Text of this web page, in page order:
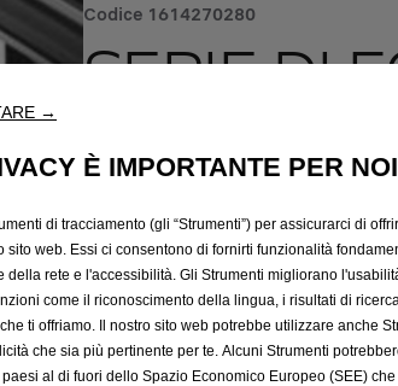
Codice 1614270280
SERIE DI
SEDILE
→
È IMPORTANTE PER NOI
di tracciamento (gli “Strumenti”) per assicurarci di
sito web. Essi ci consentono di fornirti funzionalità
della rete e l'accessibilità. Gli Strumenti migliorano
come il riconoscimento della lingua, i risultati di
ti offriamo. Il nostro sito web potrebbe utilizzare anche
che sia più pertinente per te. Alcuni Strumenti
al di fuori dello Spazio Economico Europeo (SEE) che